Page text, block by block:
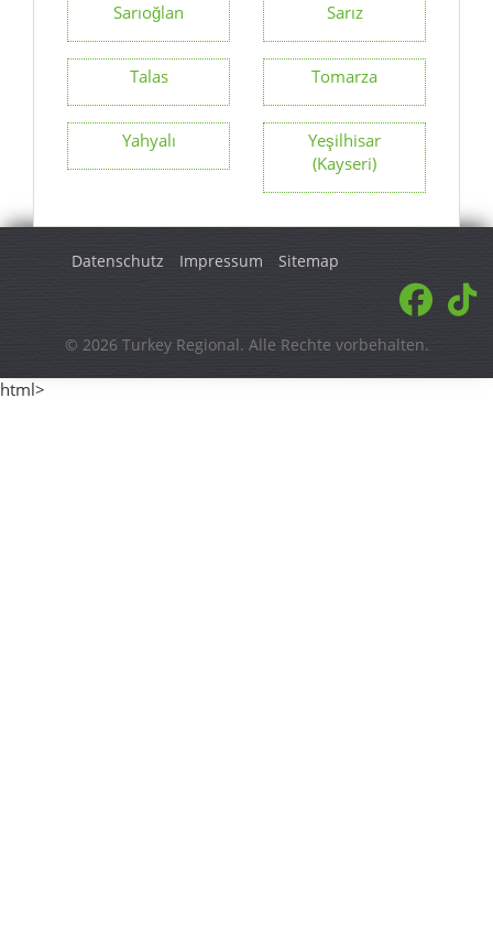
Sarıoğlan Sarız
Talas Tomarza
Yahyalı
Yeşilhisar
(Kayseri)
Datenschutz Impressum Sitemap
© 2026 Turkey Regional. Alle Rechte vorbehalten.
html>